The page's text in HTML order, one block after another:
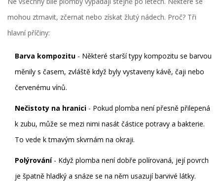
mohou ztmavit, zčernat nebo získat žlutý nádech. Proč? Tři
hlavní příčiny:
Barva kompozitu - Některé starší typy kompozitu se barvou
měnily s časem, zvláště když byly vystaveny kávě, čaji nebo
červenému vínů.
Nečistoty na hranici - Pokud plomba není přesně přilepená
k zubu, může se mezi nimi nasát částice potravy a bakterie.
To vede k tmavým skvrnám na okraji.
Polýrování- Když plomba není dobře polírovaná, její povrch
je špatně hladký a snáze se na něm usazují barvivé látky.